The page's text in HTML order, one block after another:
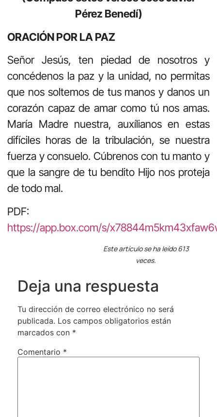
Pérez Benedí)
ORACIÓN POR LA PAZ
Señor Jesús, ten piedad de nosotros y
concédenos la paz y la unidad, no permitas
que nos soltemos de tus manos y danos un
corazón capaz de amar como tú nos amas.
María Madre nuestra, auxílianos en estas
difíciles horas de la tribulación, se nuestra
fuerza y consuelo. Cúbrenos con tu manto y
que la sangre de tu bendito Hijo nos proteja
de todo mal.
PDF:
https://app.box.com/s/
Este artículo se ha leído 613
veces.
Deja una respuesta
Tu dirección de correo electrónico no será
publicada. Los campos obligatorios están
marcados con *
Comentario *